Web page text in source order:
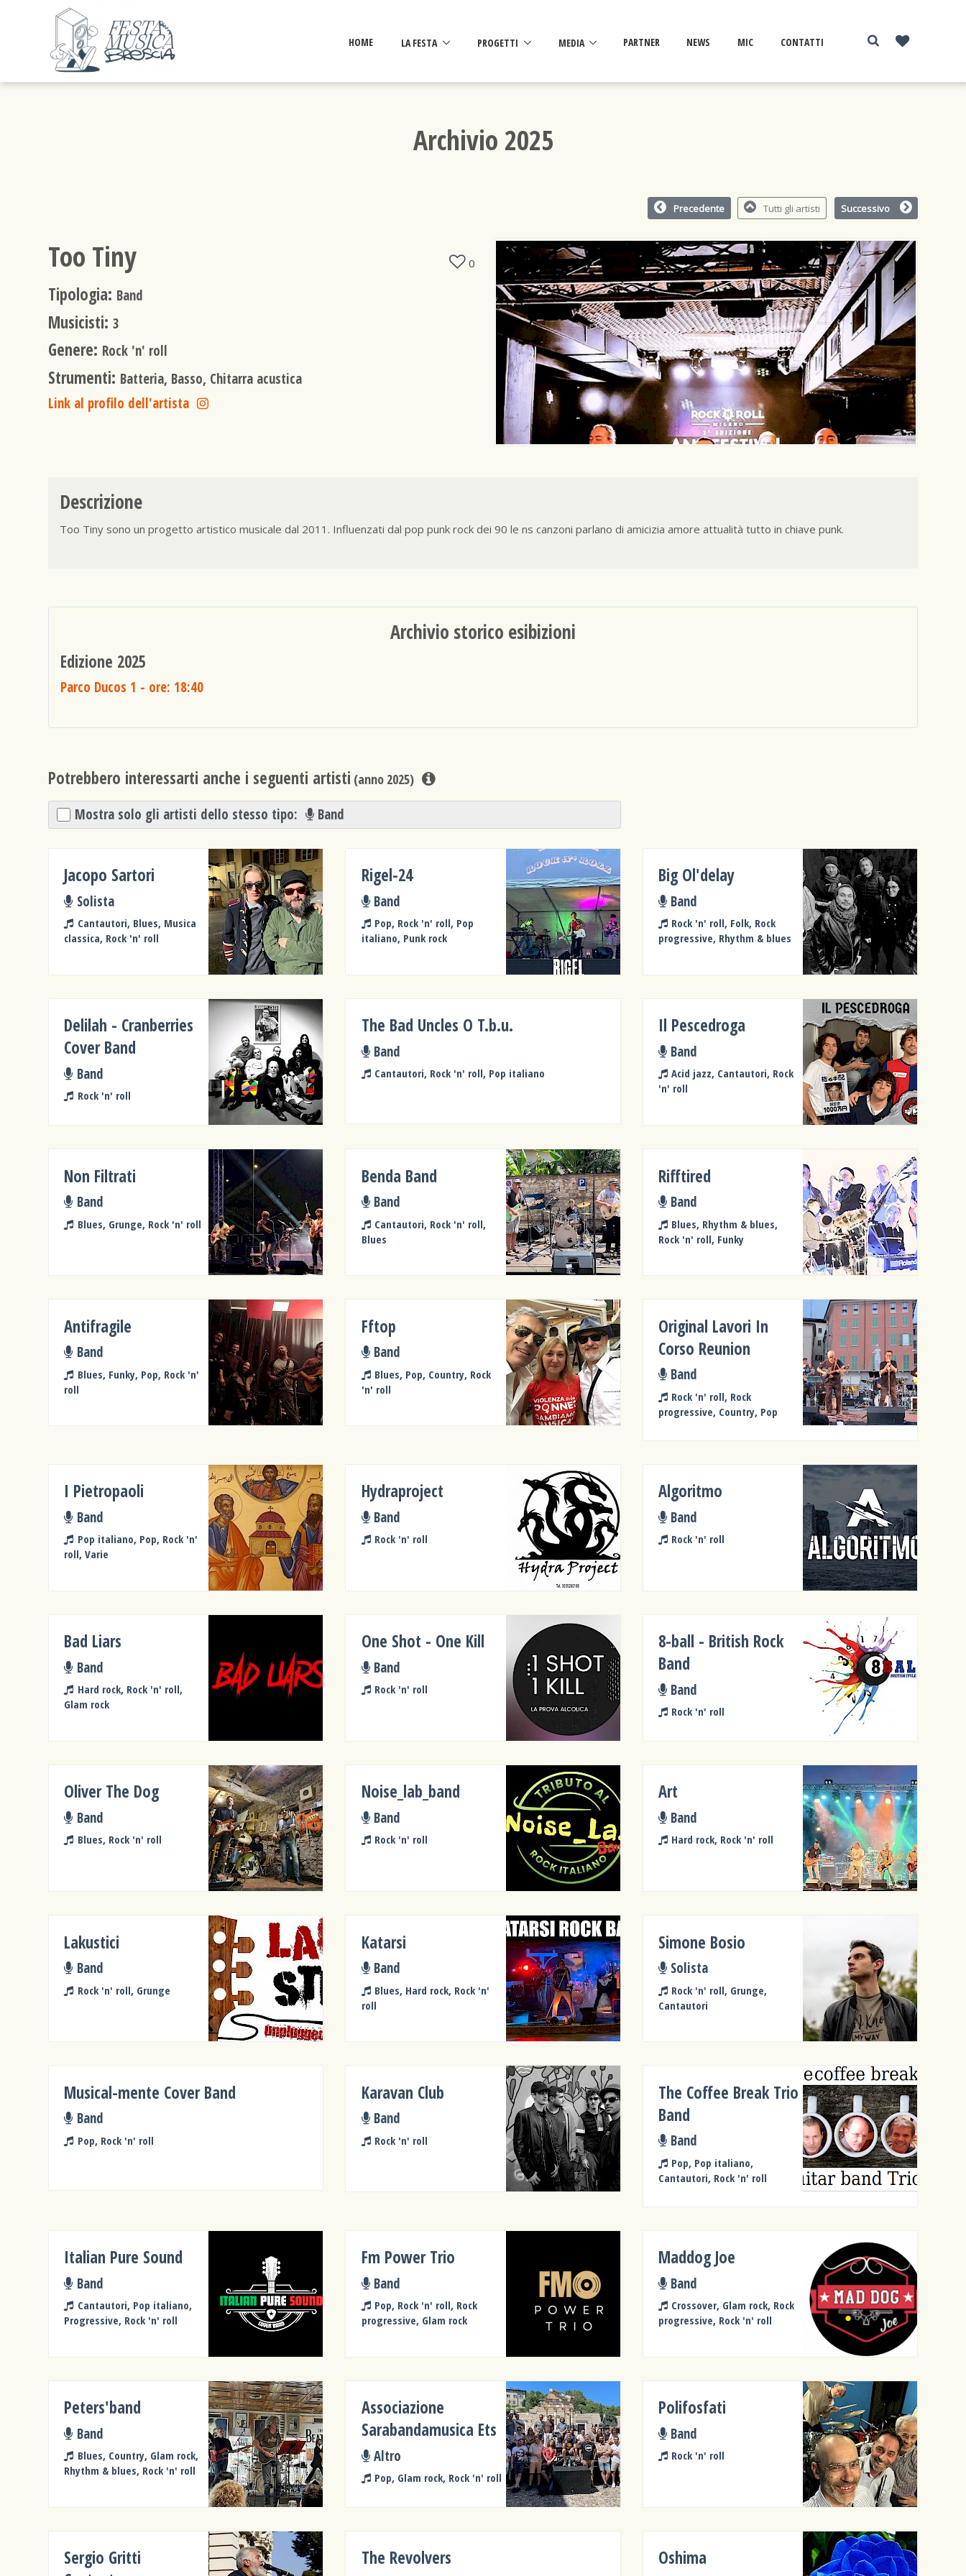
HOME LA FESTA PROGETTI MEDIA PARTNER NEWS MIC CONTATTI
Archivio 2025
Precedente Tutti gli artisti Successivo
Too Tiny 0
Tipologia: Band
Musicisti: 3
Genere: Rock 'n' roll
Strumenti: Batteria, Basso, Chitarra acustica
Link al profilo dell'artista
Descrizione
Too Tiny sono un progetto artistico musicale dal 2011. Influenzati dal pop punk rock dei 90 le ns canzoni parlano di amicizia amore attualità tutto in chiave punk.
Archivio storico esibizioni
Edizione 2025
Parco Ducos 1 - ore: 18:40
Potrebbero interessarti anche i seguenti artisti (anno 2025)
Mostra solo gli artisti dello stesso tipo: Band
Jacopo Sartori
Solista
Cantautori, Blues, Musica
classica, Rock 'n' roll
Rigel-24
Band
Pop, Rock 'n' roll, Pop
italiano, Punk rock
Big Ol'delay
Band
Rock 'n' roll, Folk, Rock
progressive, Rhythm & blues
Delilah - Cranberries
Cover Band
Band
Rock 'n' roll
The Bad Uncles O T.b.u.
Band
Cantautori, Rock 'n' roll, Pop italiano
Il Pescedroga
Band
Acid jazz, Cantautori, Rock
'n' roll
Non Filtrati
Band
Blues, Grunge, Rock 'n' roll
Benda Band
Band
Cantautori, Rock 'n' roll,
Blues
Rifftired
Band
Blues, Rhythm & blues,
Rock 'n' roll, Funky
Antifragile
Band
Blues, Funky, Pop, Rock 'n'
roll
Fftop
Band
Blues, Pop, Country, Rock
'n' roll
Original Lavori In
Corso Reunion
Band
Rock 'n' roll, Rock
progressive, Country, Pop
I Pietropaoli
Band
Pop italiano, Pop, Rock 'n'
roll, Varie
Hydraproject
Band
Rock 'n' roll
Algoritmo
Band
Rock 'n' roll
Bad Liars
Band
Hard rock, Rock 'n' roll,
Glam rock
One Shot - One Kill
Band
Rock 'n' roll
8-ball - British Rock
Band
Band
Rock 'n' roll
Oliver The Dog
Band
Blues, Rock 'n' roll
Noise_lab_band
Band
Rock 'n' roll
Art
Band
Hard rock, Rock 'n' roll
Lakustici
Band
Rock 'n' roll, Grunge
Katarsi
Band
Blues, Hard rock, Rock 'n'
roll
Simone Bosio
Solista
Rock 'n' roll, Grunge,
Cantautori
Musical-mente Cover Band
Band
Pop, Rock 'n' roll
Karavan Club
Band
Rock 'n' roll
The Coffee Break Trio
Band
Band
Pop, Pop italiano,
Cantautori, Rock 'n' roll
Italian Pure Sound
Band
Cantautori, Pop italiano,
Progressive, Rock 'n' roll
Fm Power Trio
Band
Pop, Rock 'n' roll, Rock
progressive, Glam rock
Maddog Joe
Band
Crossover, Glam rock, Rock
progressive, Rock 'n' roll
Peters'band
Band
Blues, Country, Glam rock,
Rhythm & blues, Rock 'n' roll
Associazione
Sarabandamusica Ets
Altro
Pop, Glam rock, Rock 'n' roll
Polifosfati
Band
Rock 'n' roll
Sergio Gritti
The Revolvers Oshima